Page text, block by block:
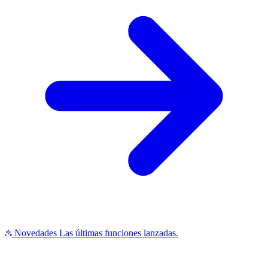
Novedades Las últimas funciones lanzadas.